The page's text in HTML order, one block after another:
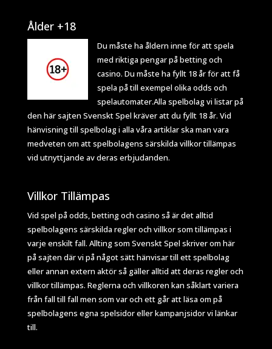
Ålder +18
Du måste ha åldern inne för att spela
med riktiga pengar på betting och
casino. Du måste ha fyllt 18 år för att få
spela på till exempel olika odds och
spelautomater.Alla spelbolag vi listar på
den här sajten Svenskt Spel kräver att du fyllt 18 år. Vid
hänvisning till spelbolag i alla våra artiklar ska man vara
medveten om att spelbolagens särskilda villkor tillämpas
vid utnyttjande av deras erbjudanden.
Villkor Tillämpas
Vid spel på odds, betting och casino så är det alltid
spelbolagens särskilda regler och villkor som tillämpas i
varje enskilt fall. Allting som Svenskt Spel skriver om här
på sajten där vi på något sätt hänvisar till ett spelbolag
eller annan extern aktör så gäller alltid att deras regler och
villkor tillämpas. Reglerna och villkoren kan såklart variera
från fall till fall men som var och ett går att läsa om på
spelbolagens egna spelsidor eller kampanjsidor vi länkar
till.